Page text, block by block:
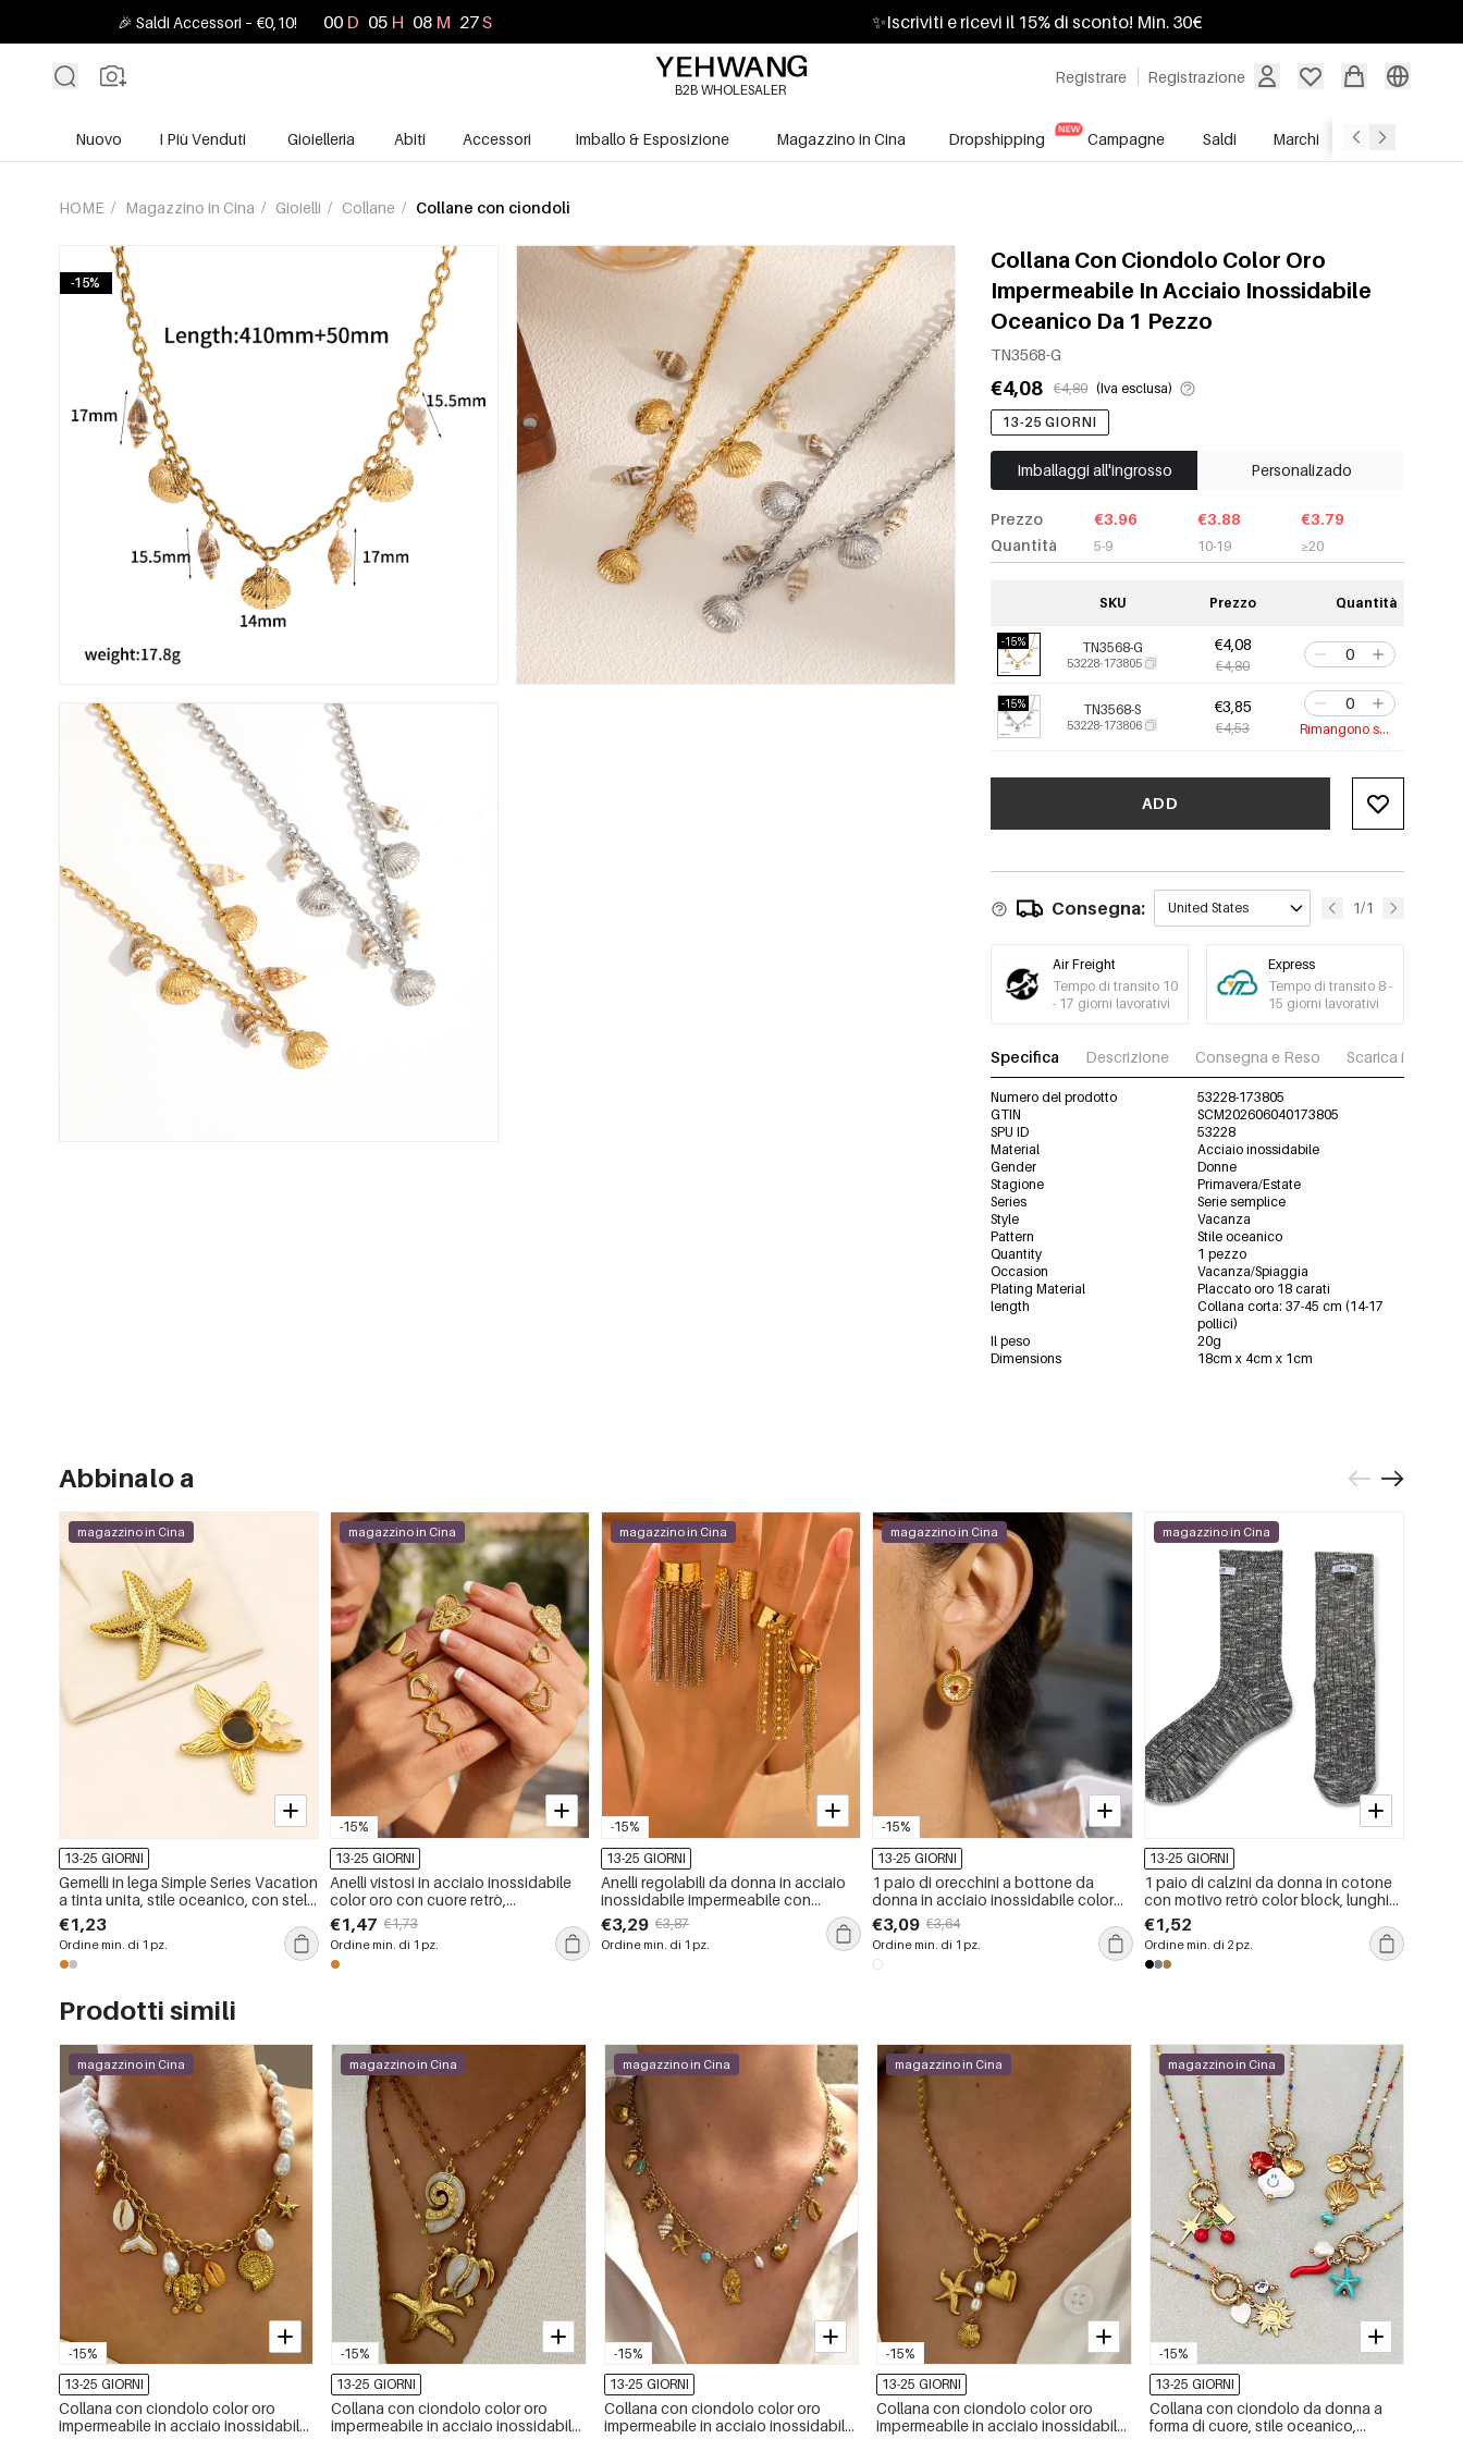
🎉 Saldi Accessori – €0,10! 00 D 05 H 08 M 25S ✨Iscriviti e ricevi il 15% di sconto! Min. 30€
Registrare Registrazione
B2B WHOLESALER
Nuovo I Più Venduti Gioielleria Abiti Accessori Imballo & Esposizione Magazzino in Cina Dropshipping Campagne Saldi Marchi Servizio
HOME / Magazzino in Cina / Gioielli / Collane / Collane con ciondoli
-15%
Collana Con Ciondolo Color Oro
Impermeabile In Acciaio Inossidabile
Oceanico Da 1 Pezzo
TN3568-G
€4,08 €4,80 (Iva esclusa)
13-25 GIORNI
Imballaggi all'ingrosso Personalizado
Prezzo
Quantità
€3.96
5-9
€3.88
10-19
€3.79
≥20
SKU Prezzo Quantità
-15% TN3568-G
53228-173805
€4,08
€4,80
-15% TN3568-S
53228-173806
€3,85
€4,53 Rimangono solo 5
ADD
Consegna: United States 1/1
Air Freight
Tempo di transito 10
- 17 giorni lavorativi
Express
Tempo di transito 8 -
15 giorni lavorativi
Specifica Descrizione Consegna e Reso Scarica immagini
Numero del prodotto
53228-173805
GTIN
SCM202606040173805
SPU ID
53228
Material
Acciaio inossidabile
Gender
Donne
Stagione
Primavera/Estate
Series
Serie semplice
Style
Vacanza
Pattern
Stile oceanico
Quantity
1 pezzo
Occasion
Vacanza/Spiaggia
Plating Material
Placcato oro 18 carati
length
Collana corta: 37-45 cm (14-17
pollici)
Il peso
20g
Dimensions
18cm x 4cm x 1cm
Abbinalo a
magazzino in Cina
13-25 GIORNI
Gemelli in lega Simple Series Vacation
a tinta unita, stile oceanico, con stelle
marine.
€1,23
Ordine min. di 1 pz.
-15%
magazzino in Cina
13-25 GIORNI
Anelli vistosi in acciaio inossidabile
color oro con cuore retrò,
impermeabili.
€1,47 €1,73
Ordine min. di 1 pz.
-15%
magazzino in Cina
13-25 GIORNI
Anelli regolabili da donna in acciaio
inossidabile impermeabile con
nappa, serie semplice, 1 pezzo
€3,29 €3,87
Ordine min. di 1 pz.
-15%
magazzino in Cina
13-25 GIORNI
1 paio di orecchini a bottone da
donna in acciaio inossidabile color
oro, stile retrò, con ciliegia,
impermeabili
€3,09 €3,64
Ordine min. di 1 pz.
magazzino in Cina
13-25 GIORNI
1 paio di calzini da donna in cotone
con motivo retrò color block, lunghi
fino a metà polpaccio
€1,52
Ordine min. di 2 pz.
Prodotti simili
-15%
magazzino in Cina
13-25 GIORNI
Collana con ciondolo color oro
impermeabile in acciaio inossidabile
-15%
magazzino in Cina
13-25 GIORNI
Collana con ciondolo color oro
impermeabile in acciaio inossidabile
-15%
magazzino in Cina
13-25 GIORNI
Collana con ciondolo color oro
impermeabile in acciaio inossidabile
-15%
magazzino in Cina
13-25 GIORNI
Collana con ciondolo color oro
impermeabile in acciaio inossidabile
-15%
magazzino in Cina
13-25 GIORNI
Collana con ciondolo da donna a
forma di cuore, stile oceanico,